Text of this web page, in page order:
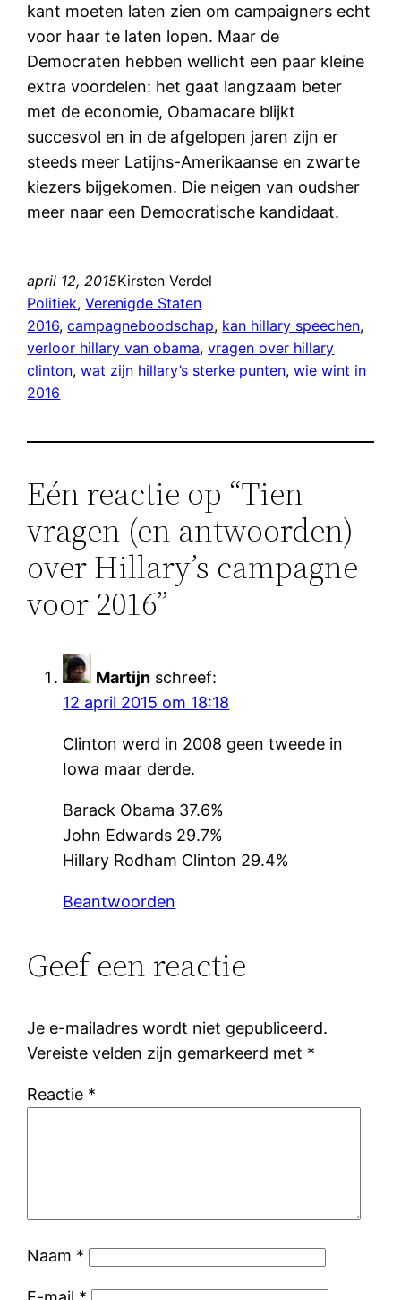
kant moeten laten zien om campaigners echt
voor haar te laten lopen. Maar de
Democraten hebben wellicht een paar kleine
extra voordelen: het gaat langzaam beter
met de economie, Obamacare blijkt
succesvol en in de afgelopen jaren zijn er
steeds meer Latijns-Amerikaanse en zwarte
kiezers bijgekomen. Die neigen van oudsher
meer naar een Democratische kandidaat.
april 12, 2015Kirsten Verdel
Politiek, Verenigde Staten
2016, campagneboodschap, kan hillary speechen
verloor hillary van obama, vragen over hillary
clinton, wat zijn hillary’s sterke punten, wie wint in
2016
Eén reactie op “Tien
vragen (en antwoorden)
over Hillary’s campagne
voor 2016”
Martijn schreef:
12 april 2015 om 18:18
Clinton werd in 2008 geen tweede in
Iowa maar derde.
Barack Obama 37.6%
John Edwards 29.7%
Hillary Rodham Clinton 29.4%
Beantwoorden
Geef een reactie
Je e-mailadres wordt niet gepubliceerd.
Vereiste velden zijn gemarkeerd met *
Reactie *
Naam *